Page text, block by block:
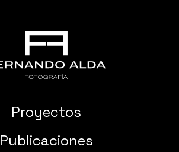
Proyectos
Publicaciones